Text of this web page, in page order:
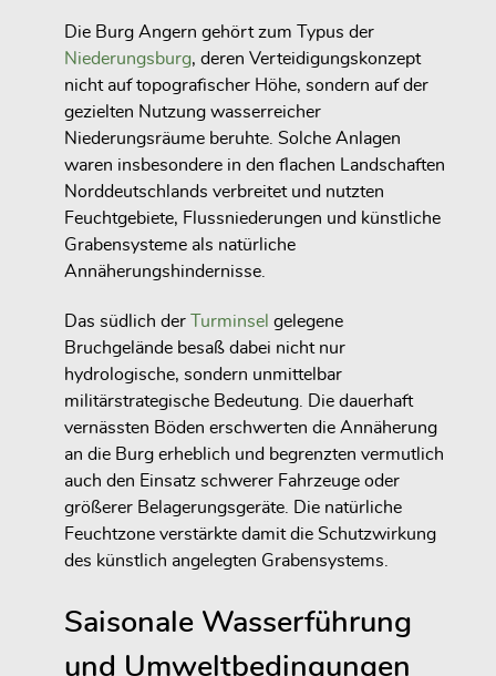
Die Burg Angern gehört zum Typus der
Niederungsburg, deren Verteidigungskonzept
nicht auf topografischer Höhe, sondern auf der
gezielten Nutzung wasserreicher
Niederungsräume beruhte. Solche Anlagen
waren insbesondere in den flachen Landschaften
Norddeutschlands verbreitet und nutzten
Feuchtgebiete, Flussniederungen und künstliche
Grabensysteme als natürliche
Annäherungshindernisse.
Das südlich der Turminsel gelegene
Bruchgelände besaß dabei nicht nur
hydrologische, sondern unmittelbar
militärstrategische Bedeutung. Die dauerhaft
vernässten Böden erschwerten die Annäherung
an die Burg erheblich und begrenzten vermutlich
auch den Einsatz schwerer Fahrzeuge oder
größerer Belagerungsgeräte. Die natürliche
Feuchtzone verstärkte damit die Schutzwirkung
des künstlich angelegten Grabensystems.
Saisonale Wasserführung
und Umweltbedingungen